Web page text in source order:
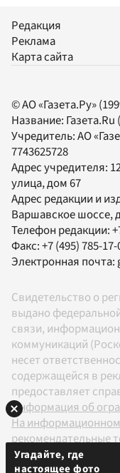
Редакция
Реклама
Карта сайта
© АО «Газета.Ру»
Название: Газета.Ru
Учредитель:АО
7743625728
Адрес учредителя:
улица, дом 67
Адрес редакции и
Варшавское шоссе,
Телефон редакции:
Факс:+7 (495) 785-
Электронная почта:
Свидетельство о
выдано
связи,
коммуникаций
несет
содержащейся в
предоставляет
Информация об
На
рекомендательные
Правилами
Угадайте, где
настоящее фото